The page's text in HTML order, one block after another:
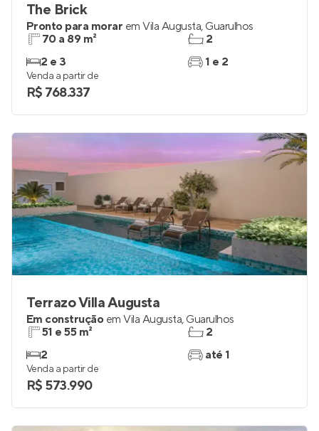
The Brick
Pronto para morar em Vila Augusta, Guarulhos
70 a 89 m²
2 e 3
2
1 e 2
Venda a partir de
R$ 768.337
Terrazo Villa Augusta
Em construção em Vila Augusta, Guarulhos
51 e 55 m²
2
2
até 1
Venda a partir de
R$ 573.990